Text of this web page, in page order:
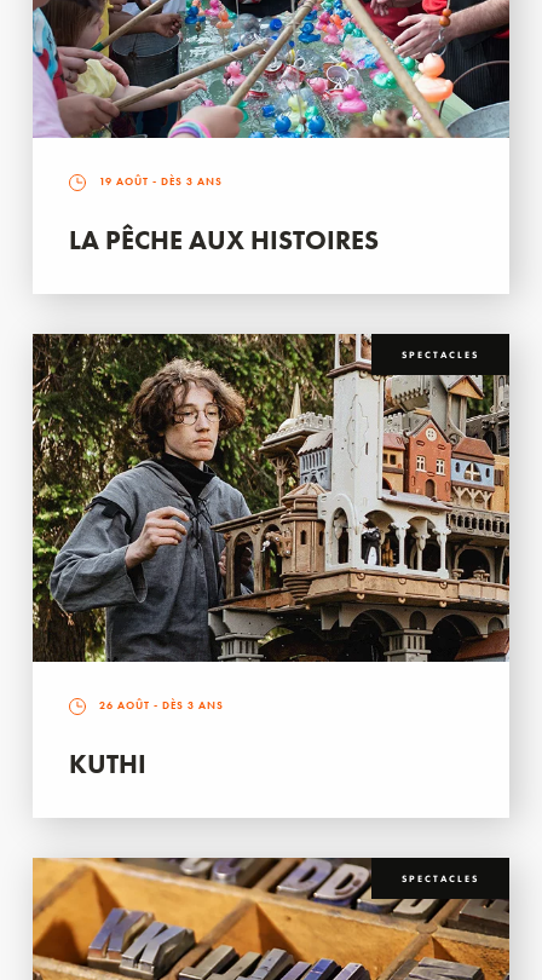
19 AOÛT - DÈS 3 ANS
LA PÊCHE AUX HISTOIRES
SPECTACLES
26 AOÛT - DÈS 3 ANS
KUTHI
SPECTACLES